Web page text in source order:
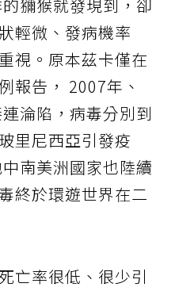
獼猴就發現到，卻
輕微、發病機率
視。原本茲卡僅在
報告， 2007年、
淪陷，病毒分別到
里尼西亞引發疫
南美洲國家也陸續
終於環遊世界在二
亡率很低、很少引